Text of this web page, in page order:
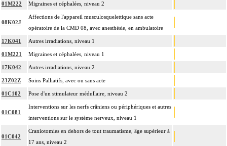
01M222 Migraines et céphalées, niveau 2
08K02J
Affections de l'appareil musculosquelettique sans acte
opératoire de la CMD 08, avec anesthésie, en ambulatoire
17K041 Autres irradiations, niveau 1
01M221 Migraines et céphalées, niveau 1
17K042 Autres irradiations, niveau 2
23Z02Z Soins Palliatifs, avec ou sans acte
01C102 Pose d'un stimulateur médullaire, niveau 2
01C081
Interventions sur les nerfs crâniens ou périphériques et autres
interventions sur le système nerveux, niveau 1
01C042
Craniotomies en dehors de tout traumatisme, âge supérieur à
17 ans, niveau 2